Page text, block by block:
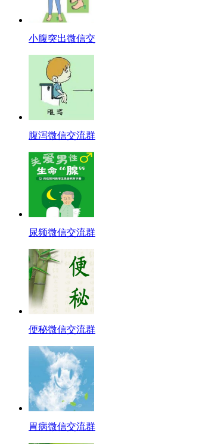
小腹突出微信交
腹泻微信交流群
尿频微信交流群
便秘微信交流群
胃病微信交流群